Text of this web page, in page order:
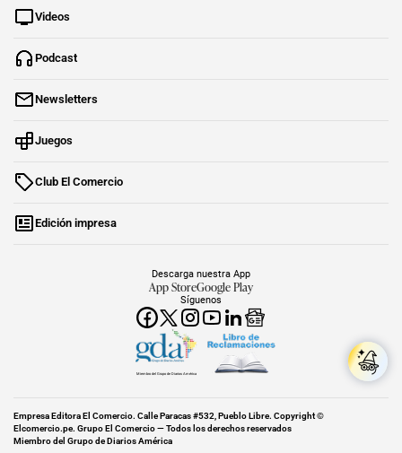
Videos
Podcast
Newsletters
Juegos
Club El Comercio
Edición impresa
Síguenos
Descarga nuestra App
App StoreGoogle Play
Miembro del Grupo de Diarios América
Empresa Editora El Comercio. Calle Paracas #532, Pueblo Libre. Copyright ©
Elcomercio.pe. Grupo El Comercio — Todos los derechos reservados
Miembro del Grupo de Diarios América